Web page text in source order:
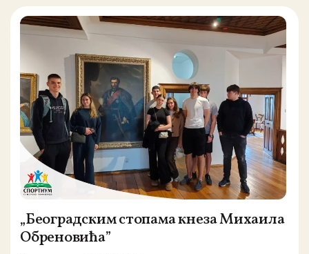
„Београдским стопама кнеза Михаила
Обреновића”